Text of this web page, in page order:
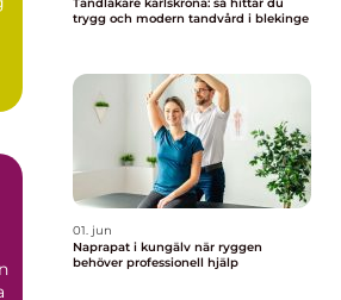
trygg och modern tandvård i blekinge
01. jun
Naprapat i kungälv när ryggen
behöver professionell hjälp